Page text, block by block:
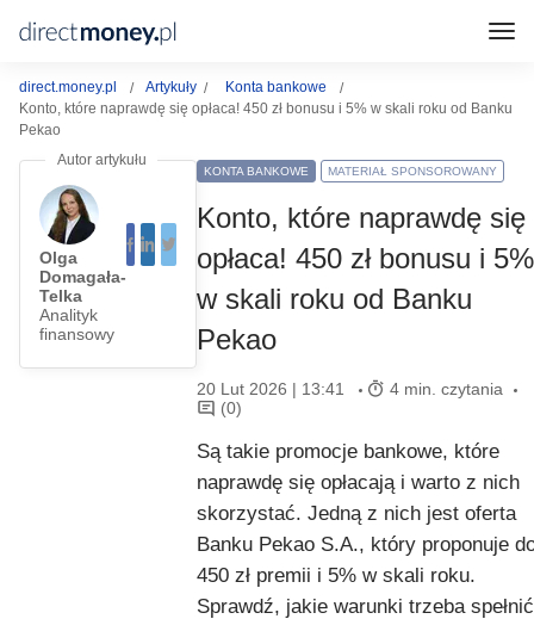
direct.money.pl Artykuły
Konta bankowe
Konto, które naprawdę się opłaca! 450 zł bonusu i 5% w skali roku od Banku
Pekao
Olga
Domagała-
Telka
Analityk
finansowy
KONTA BANKOWE MATERIAŁ SPONSOROWANY
Konto, które naprawdę się
opłaca! 450 zł bonusu i 5%
w skali roku od Banku
Pekao
20 Lut 2026 | 13:41
4 min. czytania
(0)
Są takie promocje bankowe, które
naprawdę się opłacają i warto z nich
skorzystać. Jedną z nich jest oferta
Banku Pekao S.A., który proponuje
450 zł premii i 5% w skali roku.
Sprawdź, jakie warunki trzeba